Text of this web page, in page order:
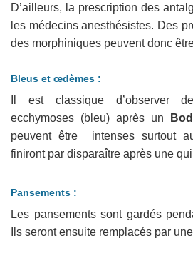
D’ailleurs, la prescription des
les médecins anesthésistes. Des
des morphiniques peuvent donc
Bleus et œdèmes :
Il est classique d’observer
ecchymoses (bleu) après un
peuvent être intenses surtout
finiront par disparaître après une
Pansements :
Les pansements sont gardés
Ils seront ensuite remplacés par